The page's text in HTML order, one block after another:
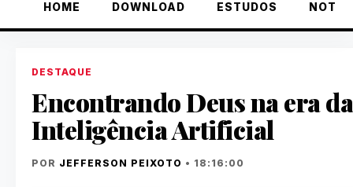
HOME DOWNLOAD ESTUDOS
DESTAQUE
Encontrando Deus na era da
Inteligência Artificial
POR JEFFERSON PEIXOTO • 18:16:00